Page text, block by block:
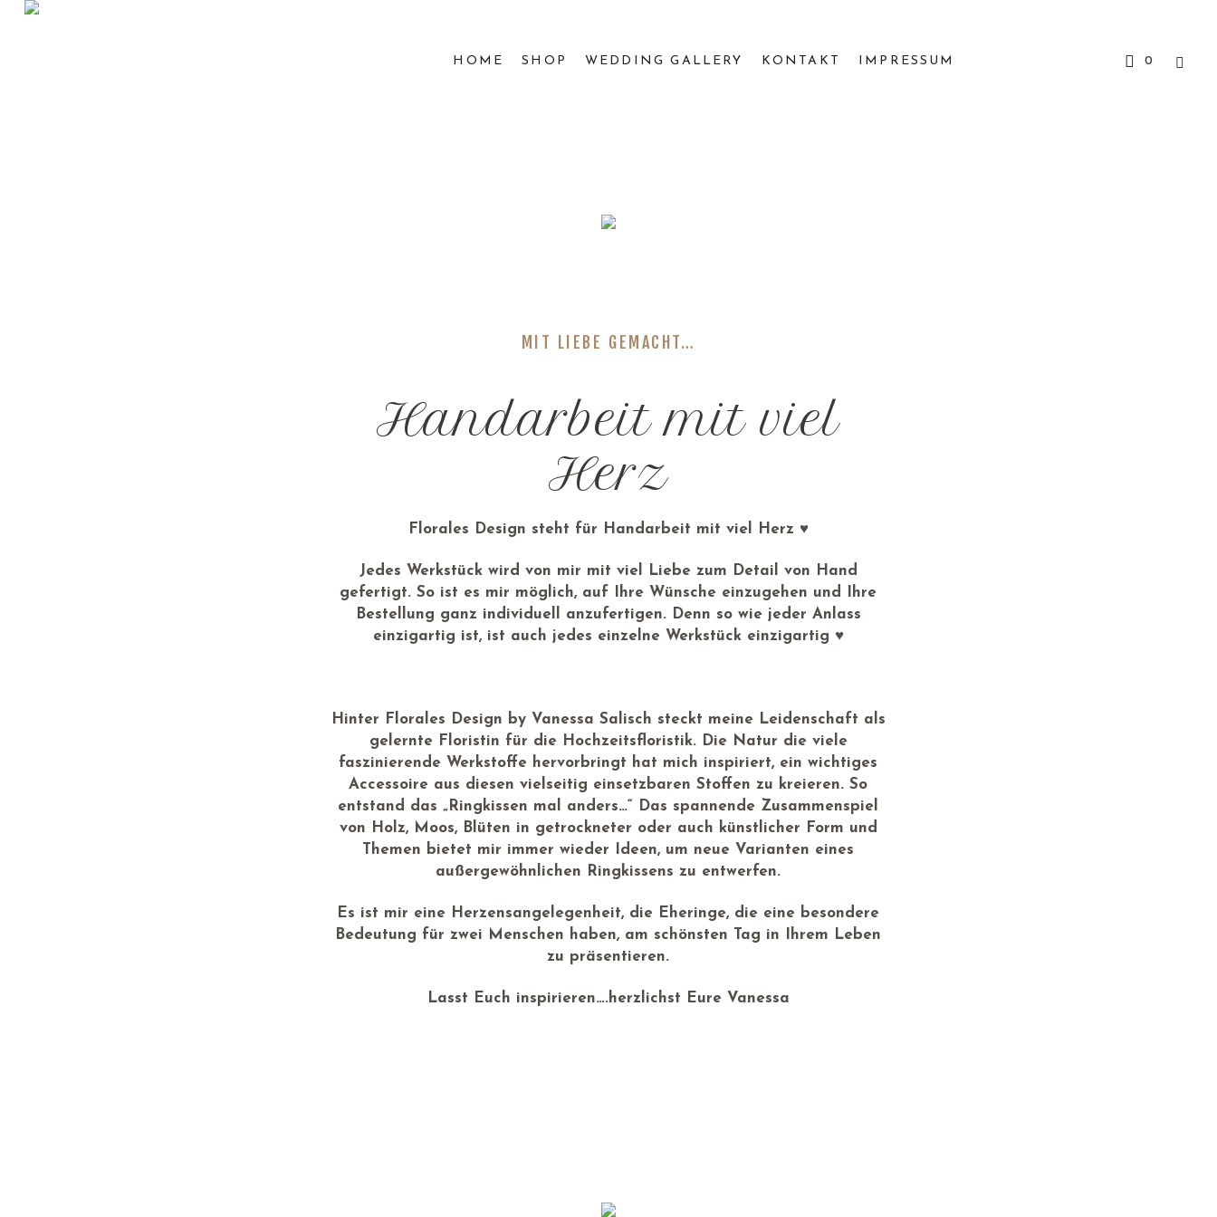
0
HOME SHOP WEDDING GALLERY KONTAKT IMPRESSUM
MIT LIEBE GEMACHT…
Handarbeit mit viel
Herz
Florales Design steht für Handarbeit mit viel Herz ♥
Jedes Werkstück wird von mir mit viel Liebe zum Detail von Hand
gefertigt. So ist es mir möglich, auf Ihre Wünsche einzugehen und Ihre
Bestellung ganz individuell anzufertigen. Denn so wie jeder Anlass
einzigartig ist, ist auch jedes einzelne Werkstück einzigartig ♥
Hinter Florales Design by Vanessa Salisch steckt meine Leidenschaft als
gelernte Floristin für die Hochzeitsfloristik. Die Natur die viele
faszinierende Werkstoffe hervorbringt hat mich inspiriert, ein wichtiges
Accessoire aus diesen vielseitig einsetzbaren Stoffen zu kreieren. So
entstand das „Ringkissen mal anders…“ Das spannende Zusammenspiel
von Holz, Moos, Blüten in getrockneter oder auch künstlicher Form und
Themen bietet mir immer wieder Ideen, um neue Varianten eines
außergewöhnlichen Ringkissens zu entwerfen.
Es ist mir eine Herzensangelegenheit, die Eheringe, die eine besondere
Bedeutung für zwei Menschen haben, am schönsten Tag in Ihrem Leben
zu präsentieren.
Lasst Euch inspirieren….herzlichst Eure Vanessa